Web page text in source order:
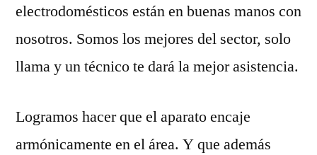
electrodomésticos están en buenas manos con
nosotros. Somos los mejores del sector, solo
llama y un técnico te dará la mejor asistencia.
Logramos hacer que el aparato encaje
armónicamente en el área. Y que además